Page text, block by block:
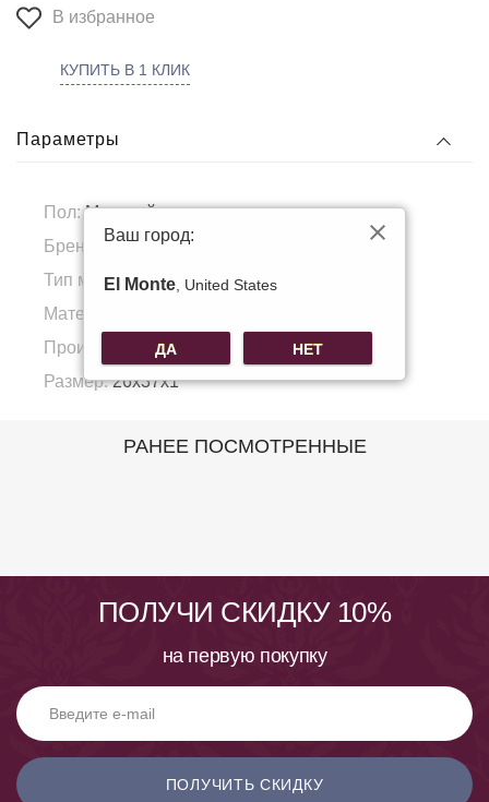
В избранное
КУПИТЬ В 1 КЛИК
Параметры
Пол:Мужской
Бренд:
Borson
Тип материала:Натуральная кожа
Материал подкладка:
Производитель:КНР
Размер:26х37х1
РАНЕЕ ПОСМОТРЕННЫЕ
ПОЛУЧИ СКИДКУ 10%
на первую покупку
ПОЛУЧИТЬ СКИДКУ
Ваш город:
El Monte , United States
ДА НЕТ